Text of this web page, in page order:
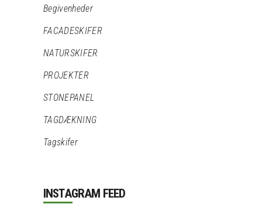
Begivenheder
FACADESKIFER
NATURSKIFER
PROJEKTER
STONEPANEL
TAGDÆKNING
Tagskifer
INSTAGRAM FEED